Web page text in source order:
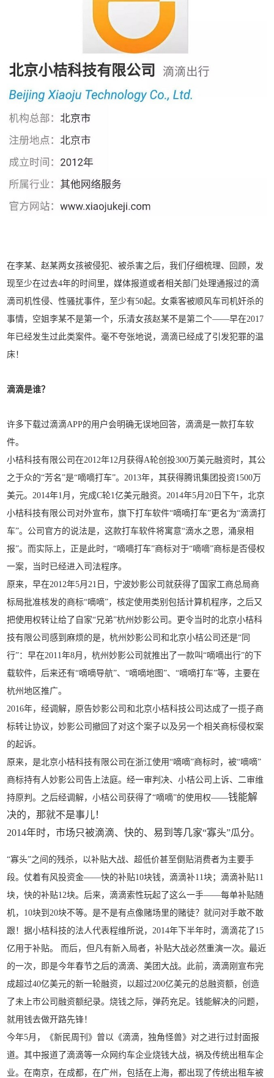
在李某、赵某两女孩被侵犯、被杀害之后，我们仔细梳理、回顾，发
现至少在过去4年的时间里，媒体报道或者相关部门处理通报过的滴
滴司机性侵、性骚扰事件，至少有50起。女乘客被顺风车司机奸杀的
事情，空姐李某不是第一个，乐清女孩赵某不是第二个——早在2017
年已经发生过此类案件。毫不夸张地说，滴滴已经成了引发犯罪的温
床！
滴滴是谁？
许多下载过滴滴APP的用户会明确无误地回答，滴滴是一款打车软
件。
小桔科技有限公司在2012年12月获得A轮创投300万美元融资时，其公
之于众的“芳名”是“嘀嘀打车”。2013年，其获得腾讯集团投资1500万
美元。2014年1月，完成C轮1亿美元融资。2014年5月20日下午，北京
小桔科技有限公司对外宣布，旗下打车软件“嘀嘀打车”更名为“滴滴打
车”。公司官方的说法是，这款打车软件将寓意“滴水之恩，涌泉相
报”。而实际上，正是此时，“嘀嘀打车”商标对于“嘀嘀”商标是否侵权
一案，当时已经进入司法程序。
原来，早在2012年5月21日，宁波妙影公司就获得了国家工商总局商
标局批准核发的商标“嘀嘀”，核定使用类别包括计算机程序，之后又
把使用权转让给了自家“兄弟”杭州妙影公司。更令当时的北京小桔科
技有限公司感到麻烦的是，杭州妙影公司和北京小桔公司还是“同
行”：早在2011年8月，杭州妙影公司就推出了一款叫“嘀嘀出行”的下
载软件，后来还有“嘀嘀导航”、“嘀嘀地图”、“嘀嘀打车”等，主要在
杭州地区推广。
2016年，经调解，原告妙影公司和北京小桔科技公司达成了一揽子商
标转让协议，妙影公司撤回了对这个案子以及另一个相关商标侵权案
的起诉。
原来，是北京小桔科技有限公司在浙江使用“嘀嘀”商标时，被“嘀嘀”
商标持有人妙影公司告上法庭。经一审判决、小桔公司上诉、二审维
持原判。之后经调解，小桔公司获得了“嘀嘀”的使用权——钱能解
决的，那就不是事儿！
2014年时，市场只被滴滴、快的、易到等几家“寡头”瓜分。
“寡头”之间的残杀，以补贴大战、超低价甚至倒贴消费者为主要手
段。仗着有风投资金——快的补贴10块钱，滴滴补11块；滴滴补贴11
块，快的补贴12块。后来，滴滴索性玩起了这么一手——每单补贴随
机，10块到20块不等。是不是有点像赌场里的赌徒？就问对手敢不敢
跟！据小桔科技的法人代表程维所说，2014年下半年时，滴滴花了15
亿用于补贴。 而后，但凡有新入局者，补贴大战必然重演一次。最近
的一次，即是今年春节之后的滴滴、美团大战。此前，滴滴刚宣布完
成超过40亿美元的新一轮融资，以超过200亿美元的总融资额，创造
了未上市公司融资额纪录。烧钱之际，弹药充足。钱能解决的问题，
就用钱去做开路先锋！
今年5月，《新民周刊》曾以《滴滴，独角怪兽》对之进行过封面报
道。其中报道了滴滴等一众网约车企业烧钱大战，祸及传统出租车企
业。在南京，在成都，在广州，包括在上海，都出现了传统出租车被